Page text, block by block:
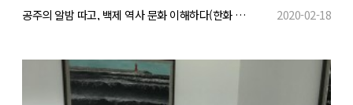
공주의 알밤 따고, 백제 역사 문화 이해하다(한화 리조트&amp;호텔 임직원 볼런투어) 2020-02-18